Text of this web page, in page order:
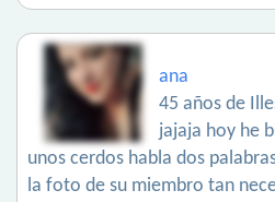
ana
45 años de
jajaja hoy he
unos cerdos habla dos
la foto de su miembro tan